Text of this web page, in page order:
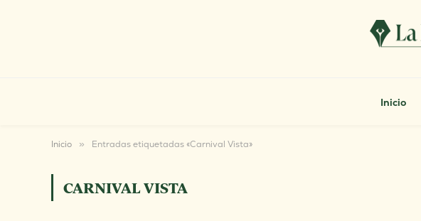
Inicio
Inicio » Entradas etiquetadas «Carnival Vista»
CARNIVAL VISTA